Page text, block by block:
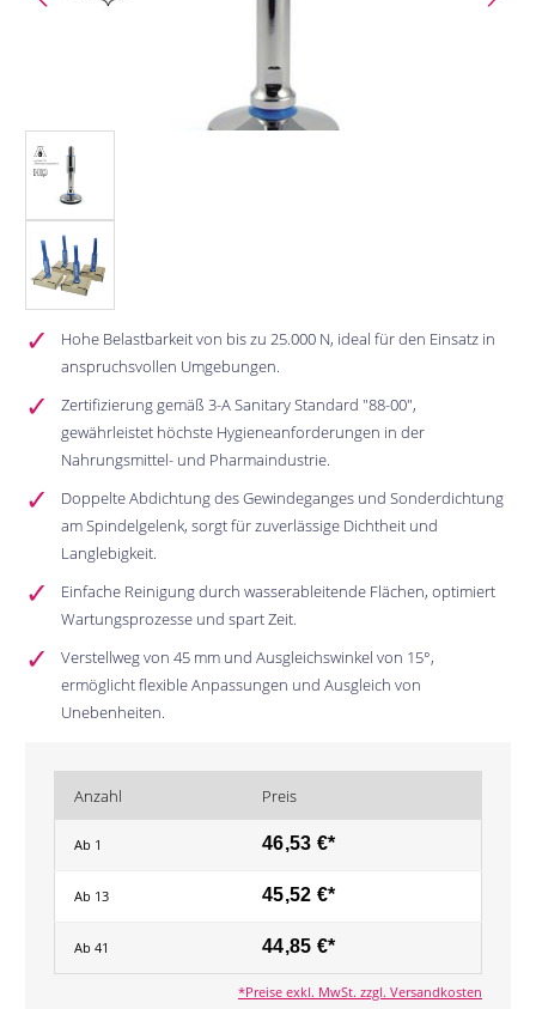
Hohe Belastbarkeit von bis zu 25.000 N, ideal für den Einsatz in
anspruchsvollen Umgebungen.
Zertifizierung gemäß 3-A Sanitary Standard "88-00",
gewährleistet höchste Hygieneanforderungen in der
Nahrungsmittel- und Pharmaindustrie.
Doppelte Abdichtung des Gewindeganges und Sonderdichtung
am Spindelgelenk, sorgt für zuverlässige Dichtheit und
Langlebigkeit.
Einfache Reinigung durch wasserableitende Flächen, optimiert
Wartungsprozesse und spart Zeit.
Verstellweg von 45 mm und Ausgleichswinkel von 15°,
ermöglicht flexible Anpassungen und Ausgleich von
Unebenheiten.
Anzahl Preis
Ab 1 46,53 €*
Ab 13 45,52 €*
Ab 41 44,85 €*
*Preise exkl. MwSt. zzgl. Versandkosten